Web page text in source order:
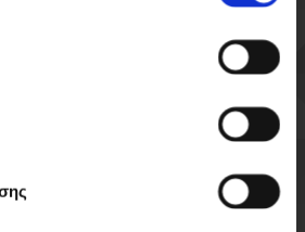
μάρκετινγκ για να
το περιεχόμενο.